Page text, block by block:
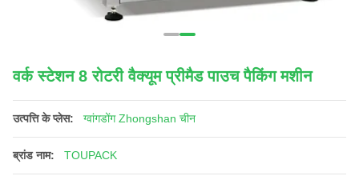
वर्क स्टेशन 8 रोटरी वैक्यूम प्रीमैड पाउच पैकिंग मशीन
उत्पत्ति के प्लेस: ग्वांगडोंग Zhongshan चीन
ब्रांड नाम: TOUPACK